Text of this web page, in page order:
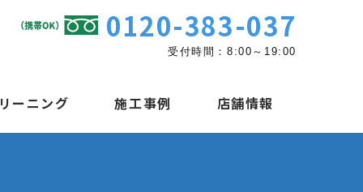
0120-383-037
受付時間：8:00～19:00
ーニング 施工事例 店舗情報